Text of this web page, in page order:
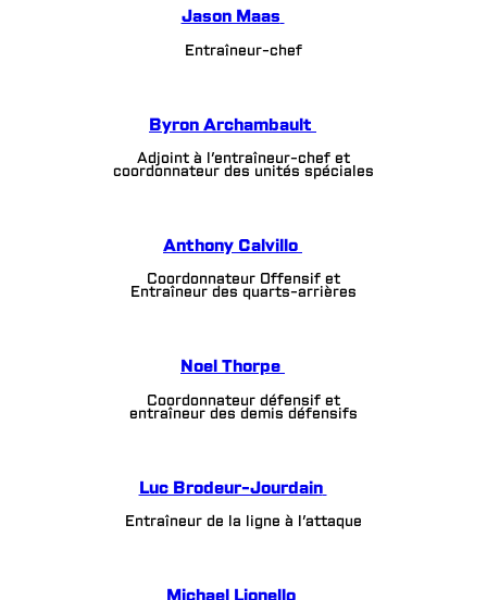
Jason Maas
Entraîneur-chef
Byron Archambault
Adjoint à l’entraîneur-chef et
coordonnateur des unités spéciales
Anthony Calvillo
Coordonnateur Offensif et
Entraîneur des quarts-arrières
Noel Thorpe
Coordonnateur défensif et
entraîneur des demis défensifs
Luc Brodeur-Jourdain
Entraîneur de la ligne à l’attaque
Michael Lionello